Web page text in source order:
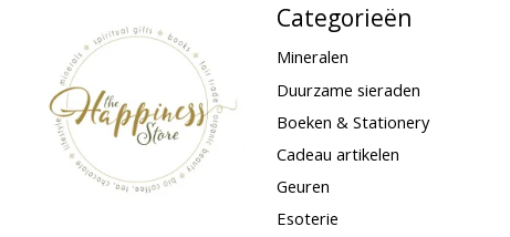
Categorieën
Mineralen
Duurzame sieraden
Boeken & Stationery
Cadeau artikelen
Geuren
Esoterie